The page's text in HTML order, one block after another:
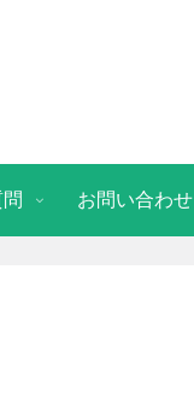
お問い合わせ